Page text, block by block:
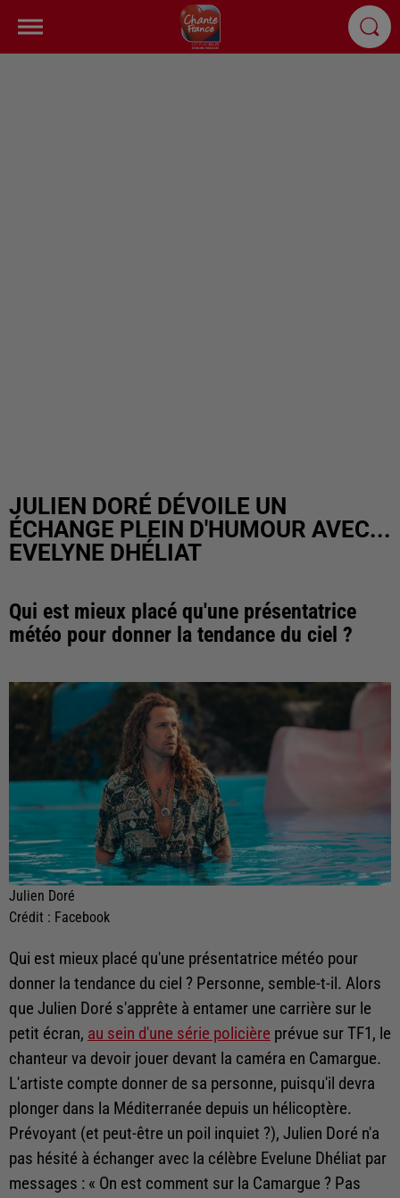
JULIEN DORÉ DÉVOILE UN
ÉCHANGE PLEIN D'HUMOUR AVEC...
EVELYNE DHÉLIAT
Qui est mieux placé qu'une présentatrice
météo pour donner la tendance du ciel ?
Julien Doré
Crédit : Facebook
Qui est mieux placé qu'une présentatrice météo pour
donner la tendance du ciel ? Personne, semble-t-il. Alors
que Julien Doré s'apprête à entamer une carrière sur le
petit écran, au sein d'une série policière prévue sur TF1, le
chanteur va devoir jouer devant la caméra en Camargue.
L'artiste compte donner de sa personne, puisqu'il devra
plonger dans la Méditerranée depuis un hélicoptère.
Prévoyant (et peut-être un poil inquiet ?), Julien Doré n'a
pas hésité à échanger avec la célèbre Evelune Dhéliat par
messages : « On est comment sur la Camargue ? Pas